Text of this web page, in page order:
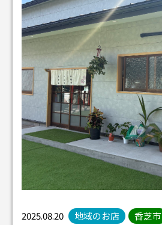
2025.08.20 地域のお店
香芝市